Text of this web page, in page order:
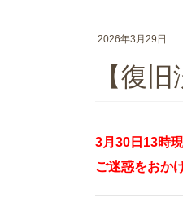
2026年3月29日
【復
3月30日13時
ご迷惑をおか